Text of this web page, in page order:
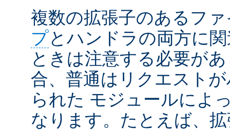
複数の拡張子のあるフ
プとハンドラの両方に
ときは注意する必要が
合、普通はリクエスト
られた モジュールによ
なります。たとえば、